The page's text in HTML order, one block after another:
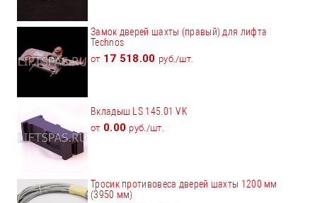
Замок дверей шахты (правый) для лифта
Technos
от 17 518.00 руб./шт.
Вкладыш LS 145.01 VK
от 0.00 руб./шт.
Тросик противовеса дверей шахты 1200 мм
(3950 мм)